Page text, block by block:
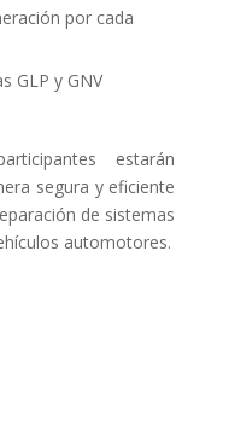
por cada
GLP y GNV
estarán
segura y eficiente
de sistemas
automotores.